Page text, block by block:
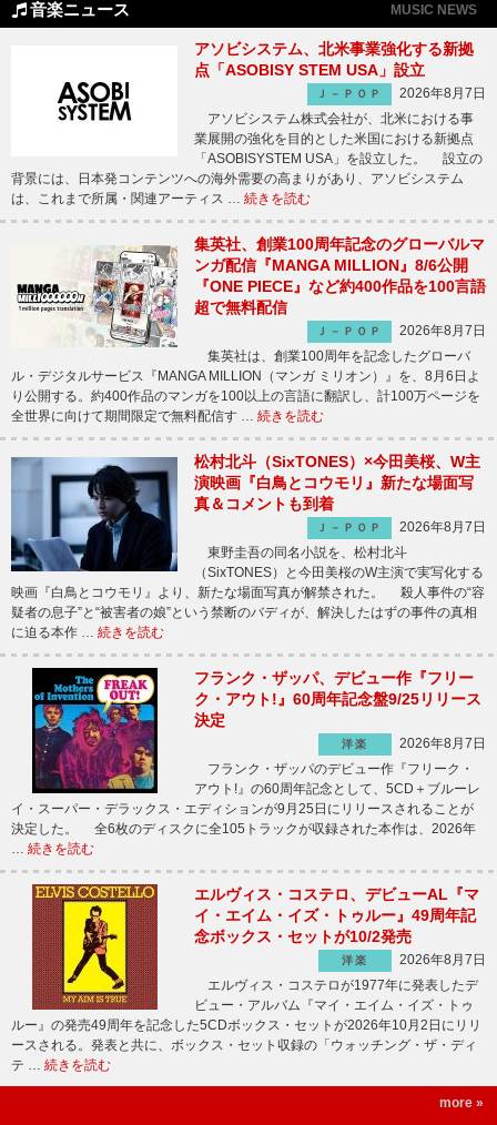
音楽ニュース MUSIC NEWS
アソビシステム、北米事業強化する新拠
点「ASOBISY STEM USA」設立
Ｊ－ＰＯＰ
2026年8月7日
アソビシステム株式会社が、北米における事
業展開の強化を目的とした米国における新拠点
「ASOBISYSTEM USA」を設立した。 設立の
背景には、日本発コンテンツへの海外需要の高まりがあり、アソビシステム
は、これまで所属・関連アーティス … 続きを読む
集英社、創業100周年記念のグローバルマ
ンガ配信『MANGA MILLION』8/6公開
『ONE PIECE』など約400作品を100言語
超で無料配信
Ｊ－ＰＯＰ
2026年8月7日
集英社は、創業100周年を記念したグローバ
ル・デジタルサービス『MANGA MILLION（マンガ ミリオン）』を、8月6日よ
り公開する。約400作品のマンガを100以上の言語に翻訳し、計100万ページを
全世界に向けて期間限定で無料配信す … 続きを読む
松村北斗（SixTONES）×今田美桜、W主
演映画『白鳥とコウモリ』新たな場面写
真＆コメントも到着
Ｊ－ＰＯＰ
2026年8月7日
東野圭吾の同名小説を、松村北斗
（SixTONES）と今田美桜のW主演で実写化する
映画『白鳥とコウモリ』より、新たな場面写真が解禁された。 殺人事件の“容
疑者の息子”と“被害者の娘”という禁断のバディが、解決したはずの事件の真相
に迫る本作 … 続きを読む
フランク・ザッパ、デビュー作『フリー
ク・アウト!』60周年記念盤9/25リリース
決定
洋楽
2026年8月7日
フランク・ザッパのデビュー作『フリーク・
アウト!』の60周年記念として、5CD＋ブルーレ
イ・スーパー・デラックス・エディションが9月25日にリリースされることが
決定した。 全6枚のディスクに全105トラックが収録された本作は、2026年
… 続きを読む
エルヴィス・コステロ、デビューAL『マ
イ・エイム・イズ・トゥルー』49周年記
念ボックス・セットが10/2発売
洋楽
2026年8月7日
エルヴィス・コステロが1977年に発表したデ
ビュー・アルバム『マイ・エイム・イズ・トゥ
ルー』の発売49周年を記念した5CDボックス・セットが2026年10月2日にリリ
ースされる。発表と共に、ボックス・セット収録の「ウォッチング・ザ・ディ
テ … 続きを読む
more »